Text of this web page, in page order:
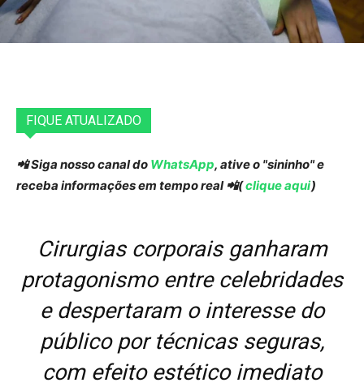
FIQUE ATUALIZADO
📲 Siga nosso canal do WhatsApp, ative o "sininho" e
receba informações em tempo real 📲(clique aqui)
Cirurgias corporais ganharam
protagonismo entre celebridades
e despertaram o interesse do
público por técnicas seguras,
com efeito estético imediato